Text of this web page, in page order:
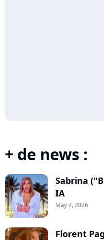
+ de news :
Sabrina
IA
May 2, 2026
Florent